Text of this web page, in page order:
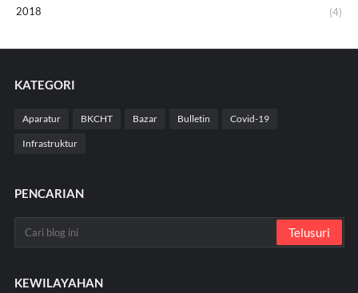
2018
(4)
KATEGORI
Aparatur BKCHT Bazar Bulletin Covid-19
Infrastruktur
PENCARIAN
KEWILAYAHAN